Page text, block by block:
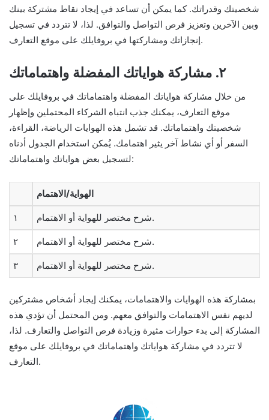
شخصيتك وقدراتك. كما يمكن أن تساعد في إيجاد نقاط مشتركة بينك
وبين الآخرين وتعزيز فرص التواصل والتوافق. لذا، لا تتردد في تسجيل
إنجازاتك ومشاركتها في بروفايلك على موقع التعارف.
٢. مشاركة هواياتك المفضلة واهتماماتك
من خلال مشاركة هواياتك المفضلة واهتماماتك في بروفايلك على
موقع التعارف، يمكنك جذب انتباه الشركاء المحتملين وإظهار
شخصيتك واهتماماتك. قد تشمل هذه الهوايات الرياضة، القراءة،
السفر أو أي نشاط آخر يثير اهتمامك. يُمكن استخدام الجدول أدناه
لتسجيل بعض هواياتك واهتماماتك:
الهواية/الاهتمام
١ شرح مختصر للهواية أو الاهتمام.
٢ شرح مختصر للهواية أو الاهتمام.
٣ شرح مختصر للهواية أو الاهتمام.
بمشاركة هذه الهوايات والاهتمامات، يمكنك إيجاد أشخاص مشتركين
لديهم نفس الاهتمامات والتوافق معهم. ومن المحتمل أن تؤدي هذه
المشاركة إلى بدء حوارات مثيرة وزيادة فرص التواصل والتعارف. لذا،
لا تتردد في مشاركة هواياتك واهتماماتك في بروفايلك على موقع
التعارف.